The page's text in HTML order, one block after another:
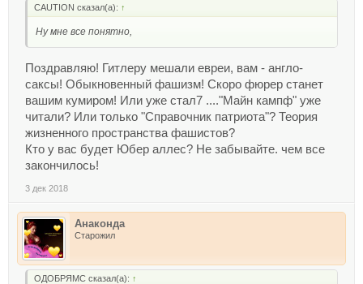
CAUTION сказал(а): ↑
Ну мне все понятно,
Поздравляю! Гитлеру мешали евреи, вам - англо-
саксы! Обыкновенный фашизм! Скоро фюрер станет
вашим кумиром! Или уже стал7 ...."Майн кампф" уже
читали? Или только "Справочник патриота"? Теория
жизненного пространства фашистов?
Кто у вас будет Юбер аллес? Не забывайте. чем все
закончилось!
3 дек 2018
Анаконда
Старожил
ОДОБРЯМС сказал(а): ↑